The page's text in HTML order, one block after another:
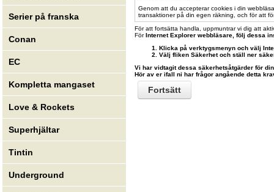
Serier på franska
Conan
EC
Kompletta mangaset
Love & Rockets
Superhjältar
Tintin
Underground
Genom att du accepterar cookies i din
transaktioner på din egen räkning, och för att
För att fortsätta handla, uppmuntrar vi dig att
FörInternet Explorer webbläsare, följ dessa
Klicka på verktygsmenyn och välj
Välj fliken Säkerhet och ställ ner
Vi har vidtagit dessa säkerhetsåtgärder för
Hör av er ifall ni har frågor angående detta
Fortsätt